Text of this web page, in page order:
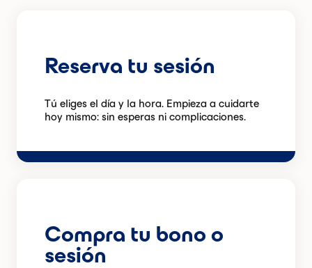
Reserva tu sesión
Tú eliges el día y la hora. Empieza a cuidarte
hoy mismo: sin esperas ni complicaciones.
Compra tu bono o
sesión